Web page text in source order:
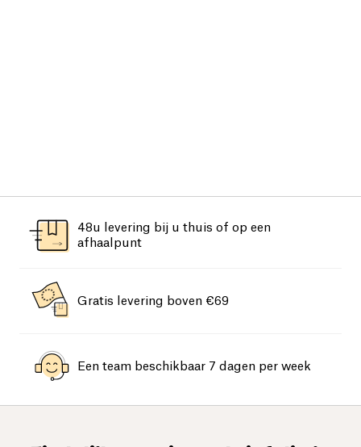
48u levering bij u thuis of op een
afhaalpunt
Gratis levering boven €69
Een team beschikbaar 7 dagen per week